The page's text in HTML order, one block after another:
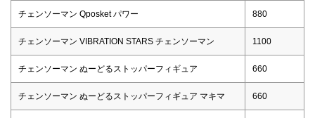
チェンソーマン Qposket パワー 880
チェンソーマン VIBRATION STARS チェンソーマン 1100
チェンソーマン ぬーどるストッパーフィギュア 660
チェンソーマン ぬーどるストッパーフィギュア マキマ 660